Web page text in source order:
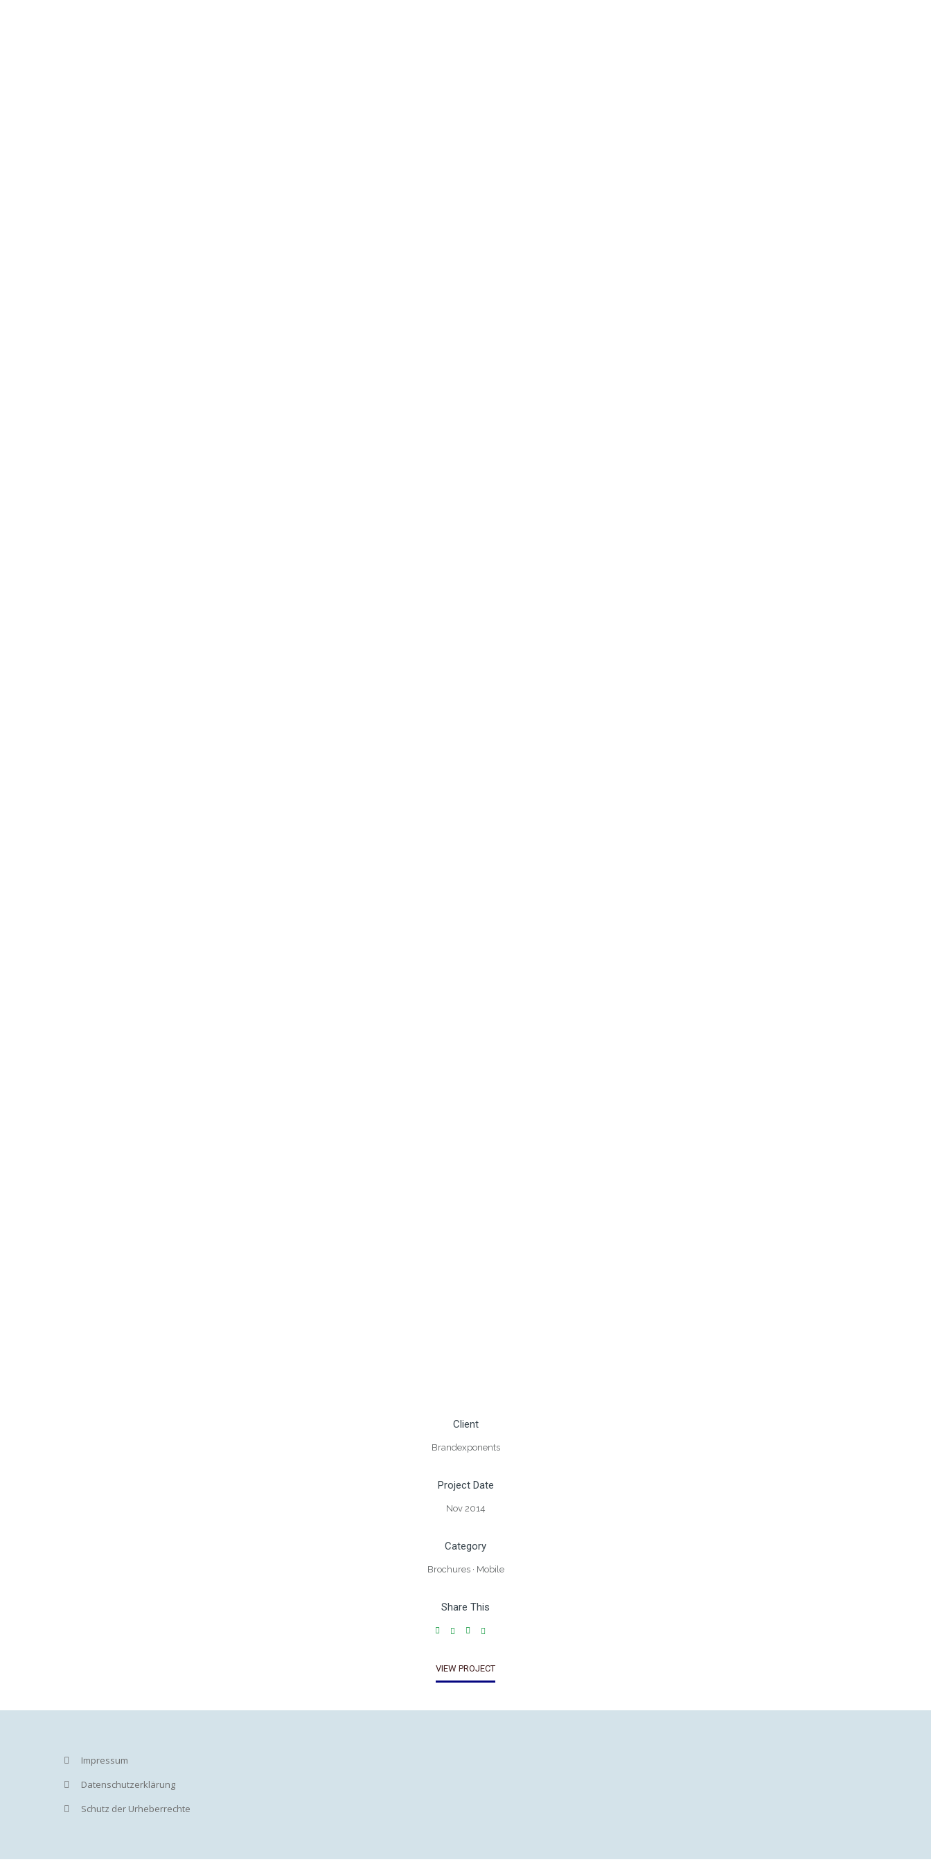
Client
Brandexponents
Project Date
Nov 2014
Category
Brochures· Mobile
Share This
VIEW PROJECT
Impressum
Datenschutzerklärung
Schutz der Urheberrechte